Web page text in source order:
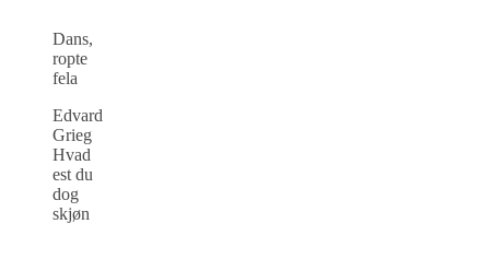
Dans,
ropte
fela
Edvard
Grieg
Hvad
est du
dog
skjøn